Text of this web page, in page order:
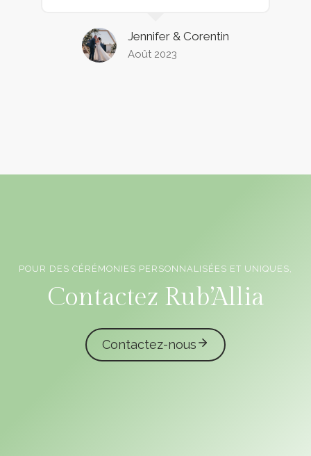
Jennifer & Corentin
Août 2023
POUR DES CÉRÉMONIES PERSONNALISÉES ET UNIQUES,
Contactez Rub’Allia
Contactez-nous